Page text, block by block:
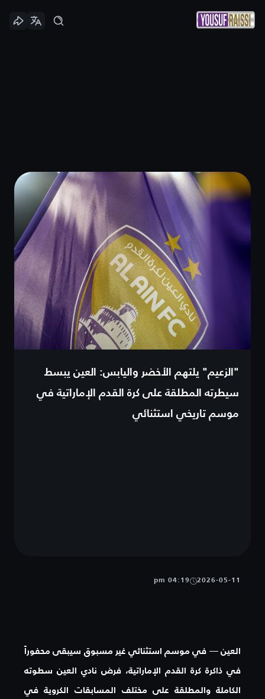
"الزعيم" يلتهم الأخضر واليابس: العين يبسط
سيطرته المطلقة على كرة القدم الإماراتية في
موسم تاريخي استثنائي
2026-05-11
04:19 pm
العين — في موسم استثنائي غير مسبوق سيبقى محفوراً
في ذاكرة كرة القدم الإماراتية، فرض نادي العين سطوته
الكاملة والمطلقة على مختلف المسابقات الكروية في